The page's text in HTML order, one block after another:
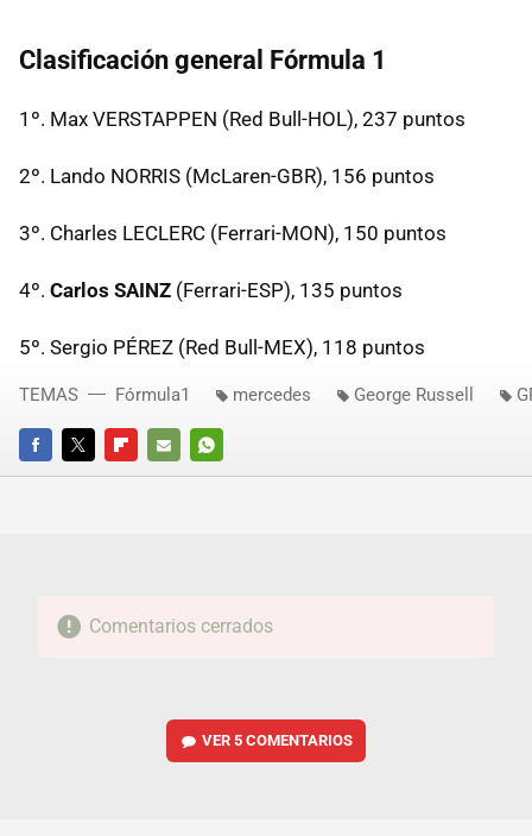
Clasificación general Fórmula 1
1º. Max VERSTAPPEN (Red Bull-HOL), 237 puntos
2º. Lando NORRIS (McLaren-GBR), 156 puntos
3º. Charles LECLERC (Ferrari-MON), 150 puntos
4º. Carlos SAINZ (Ferrari-ESP), 135 puntos
5º. Sergio PÉREZ (Red Bull-MEX), 118 puntos
FACEBOOKTWITTERFLIPBOARD
E-
WHATSAPP
TEMAS Fórmula1 mercedes George Russell
Comentarios cerrados
VER5 COMENTARIOS